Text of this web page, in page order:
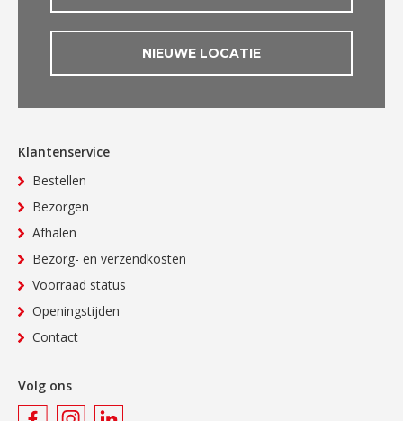
NIEUWE LOCATIE
Klantenservice
Bestellen
Bezorgen
Afhalen
Bezorg- en verzendkosten
Voorraad status
Openingstijden
Contact
Volg ons